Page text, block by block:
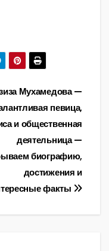
Мухамедова —
певица,
и общественная
деятельница —
биографию,
достижения и
факты